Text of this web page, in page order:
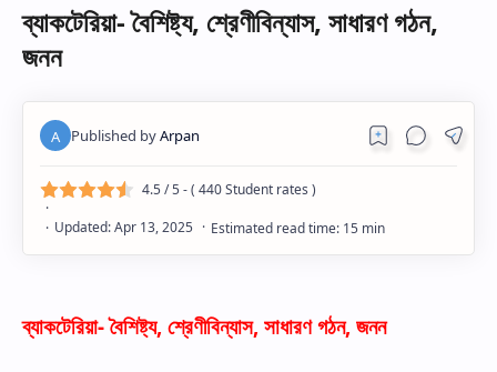
ব্যাকটেরিয়া- বৈশিষ্ট্য, শ্রেণীবিন্যাস, সাধারণ গঠন,
জনন
4.5/ 5 - ( 440Student rates )
ব্যাকটেরিয়া-বৈশিষ্ট্য, শ্রেণীবিন্যাস, সাধারণ গঠন, জনন